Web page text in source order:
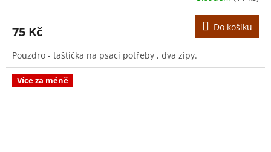
75 Kč Do košíku
Pouzdro - taštička na psací potřeby , dva zipy.
Více za méně